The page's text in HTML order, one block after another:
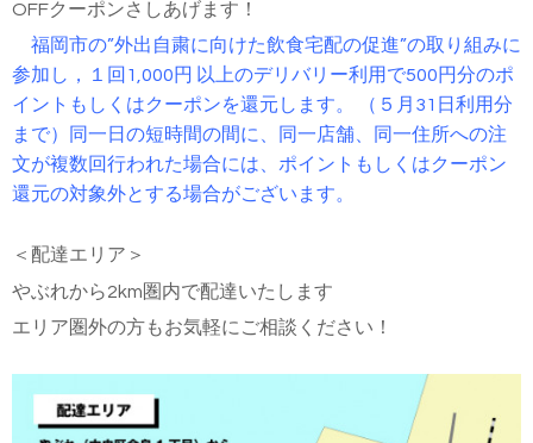
OFFクーポンさしあげます！
福岡市の”外出自粛に向けた飲食宅配の促進”の取り組みに
参加し，１回1,000円 以上のデリバリー利用で500円分のポ
イントもしくはクーポンを還元します。 （５月31日利用分
まで）
同一日の短時間の間に、同一店舗、同一住所への注
文が複数回行われた場合には、ポイントもしくはクーポン
還元の対象外とする場合がございます。
＜配達エリア＞
やぶれから2km圏内で配達いたします
エリア圏外の方もお気軽にご相談ください！